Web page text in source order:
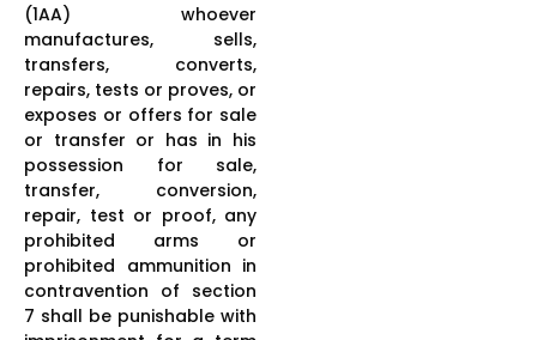
(1AA) whoever
manufactures, sells,
transfers, converts,
repairs, tests or proves, or
exposes or offers for sale
or transfer or has in his
possession for sale,
transfer, conversion,
repair, test or proof, any
prohibited arms or
prohibited ammunition in
contravention of section
7 shall be punishable with